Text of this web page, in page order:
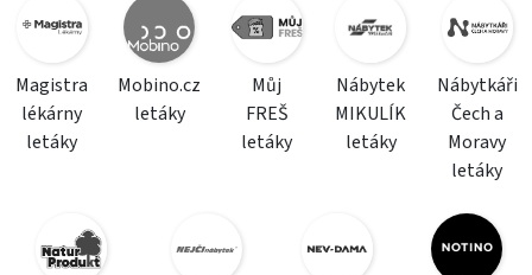
Magistra
lékárny
letáky
Mobino.cz
letáky
Můj
FREŠ
letáky
Nábytek
MIKULÍK
letáky
Nábytkáři
Čech a
Moravy
letáky